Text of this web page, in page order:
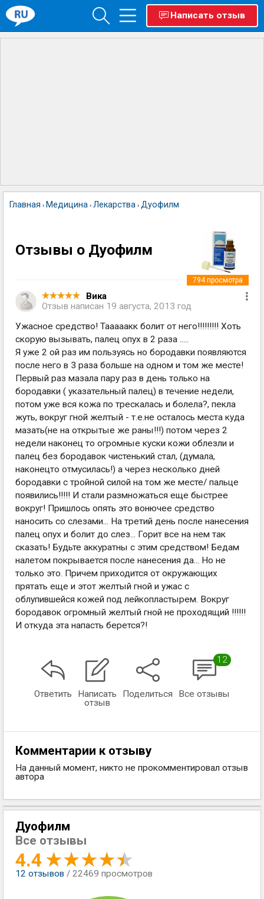
Написать отзыв
Главная › Медицина › Лекарства › Дуофилм
Отзывы о Дуофилм
Вика
Отзыв написан 19 августа, 2013 год
794просмотра
Ужасное средство! Тааааакк болит от него!!!!!!!!! Хоть
скорую вызывать, палец опух в 2 раза .....
Я уже 2 ой раз им пользуясь но бородавки появляются
после него в 3 раза больше на одном и том же месте!
Первый раз мазала пару раз в день только на
бородавки ( указательный палец) в течение недели,
потом уже вся кожа по трескалась и болела?, пекла
жуть, вокруг гной желтый - т.е.не осталось места куда
мазать(не на открытые же раны!!!) потом через 2
недели наконец то огромные куски кожи облезли и
палец без бородавок чистенький стал, (думала,
наконецто отмусилась!) а через несколько дней
бородавки с тройной силой на том же месте/ пальце
появились!!!!! И стали размножаться еще быстрее
вокруг! Пришлось опять это вонючее средство
наносить со слезами... На третий день после нанесения
палец опух и болит до слез... Горит все на нем так
сказать! Будьте аккуратны с этим средством! Бедам
налетом покрывается после нанесения да... Но не
только это. Причем приходится от окружающих
прятать еще и этот желтый гной и ужас с
облупившейся кожей под лейкопластырем. Вокруг
бородавок огромный желтый гной не проходящий !!!!!!
И откуда эта напасть берется?!
Ответить
Написать
отзыв
Поделиться
12
Все отзывы
Комментарии к отзыву
На данный момент, никто не прокомментировал отзыв
автора
Дуофилм
Все отзывы
4.4
12 отзывов / 22469 просмотров